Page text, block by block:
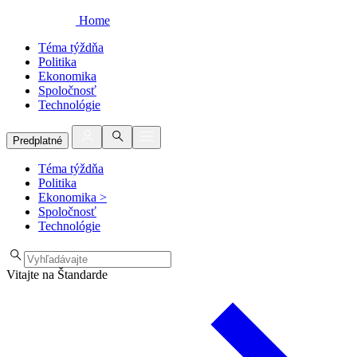
Home
Téma týždňa
Politika
Ekonomika
Spoločnosť
Technológie
Predplatné
Téma týždňa
Politika
Ekonomika >
Spoločnosť
Technológie
Vitajte na Štandarde